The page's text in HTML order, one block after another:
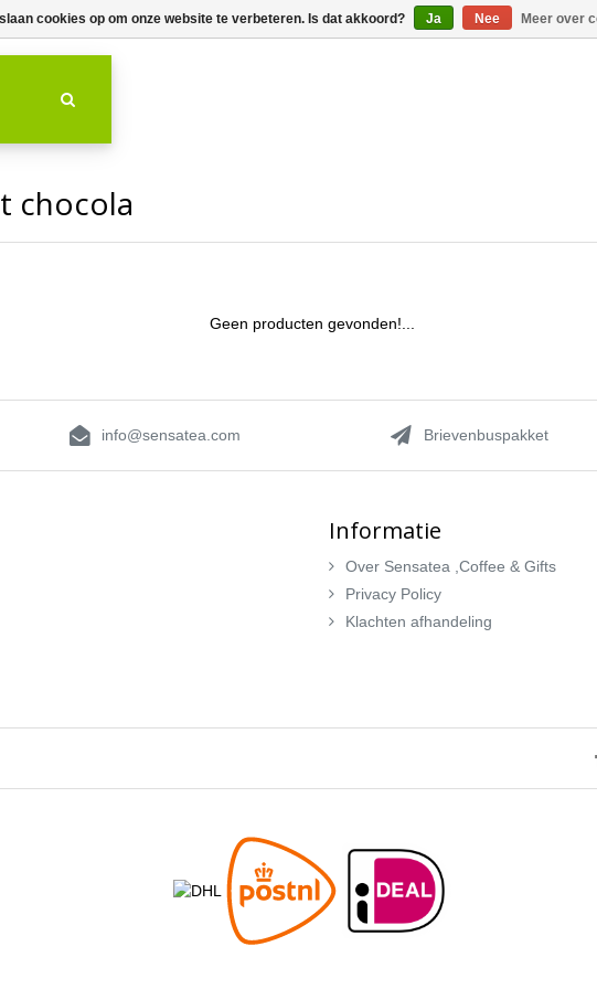
chocola
Geen producten gevonden!...
info@sensatea.com Brievenbuspakket
Informatie
Over Sensatea ,Coffee & Gifts
Privacy Policy
Klachten afhandeling
cookies op om onze website te verbeteren. Is dat akkoord? Ja Nee Meer over